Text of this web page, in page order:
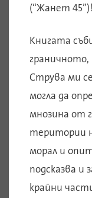
(“Жанет 45”)!
Книгата
Струва ми
могла да
мнозина от
територии
морал и
подсказва и
крайни